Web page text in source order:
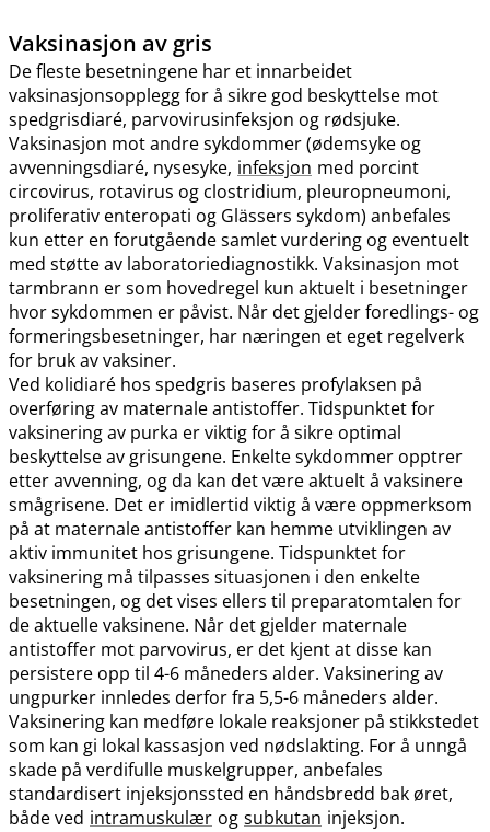
Vaksinasjon av gris
De fleste besetningene har et innarbeidet
vaksinasjonsopplegg for å sikre god beskyttelse mot
spedgrisdiaré, parvovirusinfeksjon og rødsjuke.
Vaksinasjon mot andre sykdommer (ødemsyke og
avvenningsdiaré, nysesyke, infeksjon med porcint
circovirus, rotavirus og clostridium, pleuropneumoni,
proliferativ enteropati og Glässers sykdom) anbefales
kun etter en forutgående samlet vurdering og eventuelt
med støtte av laboratoriediagnostikk. Vaksinasjon mot
tarmbrann er som hovedregel kun aktuelt i besetninger
hvor sykdommen er påvist. Når det gjelder foredlings- og
formeringsbesetninger, har næringen et eget regelverk
for bruk av vaksiner.
Ved kolidiaré hos spedgris baseres profylaksen på
overføring av maternale antistoffer. Tidspunktet for
vaksinering av purka er viktig for å sikre optimal
beskyttelse av grisungene. Enkelte sykdommer opptrer
etter avvenning, og da kan det være aktuelt å vaksinere
smågrisene. Det er imidlertid viktig å være oppmerksom
på at maternale antistoffer kan hemme utviklingen av
aktiv immunitet hos grisungene. Tidspunktet for
vaksinering må tilpasses situasjonen i den enkelte
besetningen, og det vises ellers til preparatomtalen for
de aktuelle vaksinene. Når det gjelder maternale
antistoffer mot parvovirus, er det kjent at disse kan
persistere opp til 4-6 måneders alder. Vaksinering av
ungpurker innledes derfor fra 5,5-6 måneders alder.
Vaksinering kan medføre lokale reaksjoner på stikkstedet
som kan gi lokal kassasjon ved nødslakting. For å unngå
skade på verdifulle muskelgrupper, anbefales
standardisert injeksjonssted en håndsbredd bak øret,
både ved intramuskulær og subkutan injeksjon.